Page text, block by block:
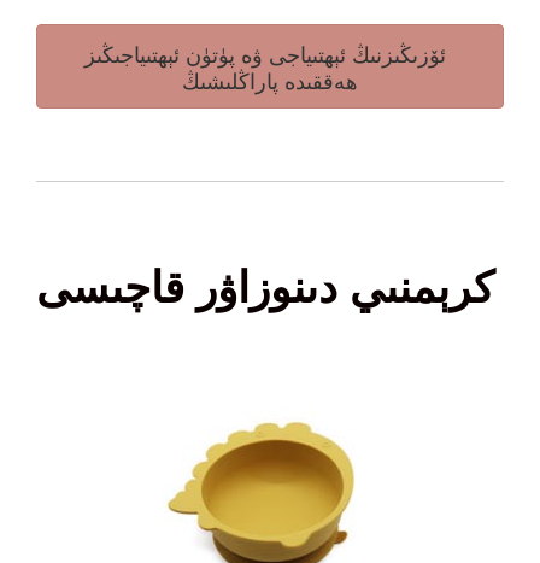
ئۆزىڭىزنىڭ ئېھتىياجى ۋە پۈتۈن ئېھتىياجىڭىز
ھەققىدە پاراڭلىشىڭ
كرېمنىي دىنوزاۋر قاچىسى